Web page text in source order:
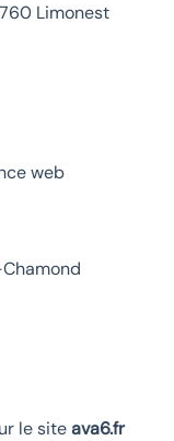
Limonest
web
le siteava6.fr